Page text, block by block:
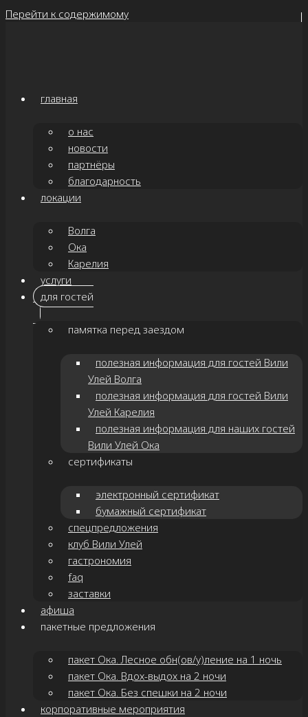
Перейти к содержимому
главная
о нас
новости
партнёры
благодарность
локации
Волга
Ока
Карелия
услуги
для гостей
памятка перед заездом
полезная информация для гостей Вили
Улей Волга
полезная информация для гостей Вили
Улей Карелия
полезная информация для наших гостей
Вили Улей Ока
сертификаты
электронный сертификат
бумажный сертификат
спецпредложения
клуб Вили Улей
гастрономия
faq
заставки
афиша
пакетные предложения
пакет Ока. Лесное обн(ов/у)ление на 1 ночь
пакет Ока. Вдох-выдох на 2 ночи
пакет Ока. Без спешки на 2 ночи
корпоративные мероприятия